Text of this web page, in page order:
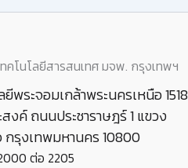
คโนโลยีสารสนเทศ มจพ. กรุงเทพฯ
พระจอมเกล้าพระนครเหนือ 1518
งค์ ถนนประชาราษฎร์ 1 แขวง
กรุงเทพมหานคร 10800
ต่อ 2205